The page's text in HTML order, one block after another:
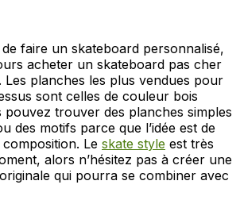
faire un skateboard personnalisé,
acheter un skateboard pas cher
Les planches les plus vendues pour
sont celles de couleur bois
pouvez trouver des planches simples
des motifs parce que l’idée est de
Le skate style est très
alors n’hésitez pas à créer une
qui pourra se combiner avec